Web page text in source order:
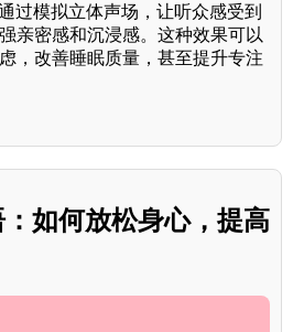
过模拟立体声场，让听众感受到
亲密感和沉浸感。这种效果可以
，改善睡眠质量，甚至提升专注
如何放松身心，提高